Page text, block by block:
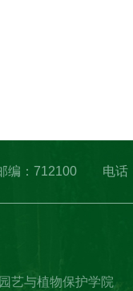
编：712100 电
艺与植物保护学院